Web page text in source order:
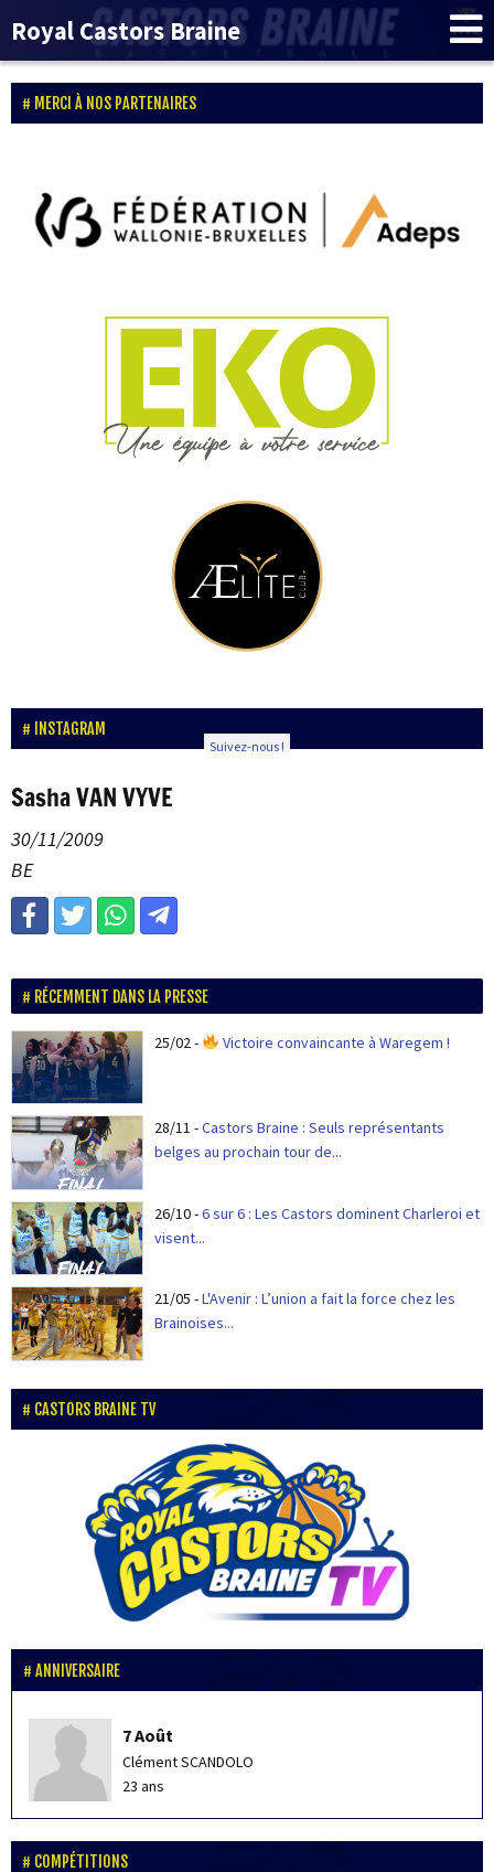
Royal Castors Braine
MERCI À NOS PARTENAIRES
INSTAGRAM
Suivez-nous !
Sasha VAN VYVE
30/11/2009
BE
RÉCEMMENT DANS LA PRESSE
25/02- Victoire convaincante à Waregem !
28/11 -Castors Braine : Seuls représentants
belges au prochain tour de...
26/10-6 sur 6 : Les Castors dominent Charleroi et
visent...
21/05 -L'Avenir : L’union a fait la force chez les
Brainoises...
CASTORS BRAINE TV
ANNIVERSAIRE
7 Août
Clément SCANDOLO
23 ans
COMPÉTITIONS